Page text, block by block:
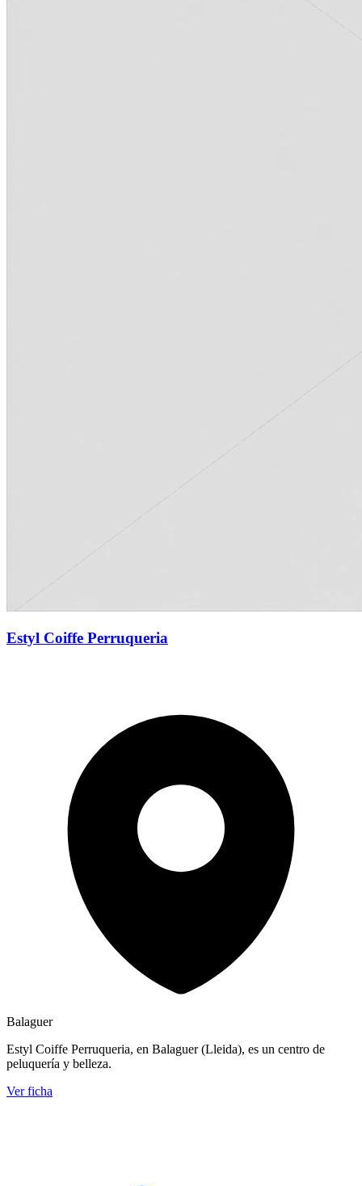
Estyl Coiffe Perruqueria
Balaguer
Estyl Coiffe Perruqueria, en Balaguer (Lleida), es un centro de
peluquería y belleza.
Ver ficha